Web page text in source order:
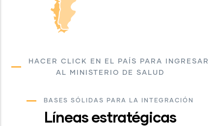
HACER CLICK EN EL PAÍS PARA INGRESAR
AL MINISTERIO DE SALUD
BASES SÓLIDAS PARA LA INTEGRACIÓN
Líneas estratégicas